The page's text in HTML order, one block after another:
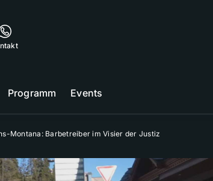
Programm Events
Montana: Barbetreiber im Visier der Justiz